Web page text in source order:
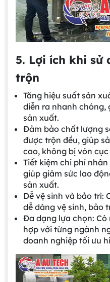
5. Lợi ích khi sử
trộn
Tăng hiệu suất sản
diễn ra nhanh chóng,
sản xuất.
Đảm bảo chất lượng
được trộn đều, giúp
cao, không bị vón
Tiết kiệm chi phí
giúp giảm sức lao
sản xuất.
Dễ vệ sinh và bảo trì:
dễ dàng vệ sinh, bảo
Đa dạng lựa chọn:
hợp với từng ngành
doanh nghiệp tối ưu